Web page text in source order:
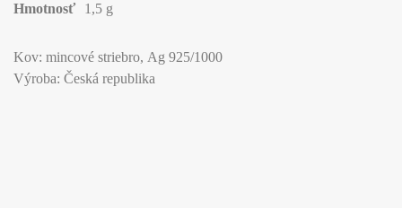
Hmotnosť
1,5 g
Kov: mincové striebro, Ag 925/1000
Výroba: Česká republika